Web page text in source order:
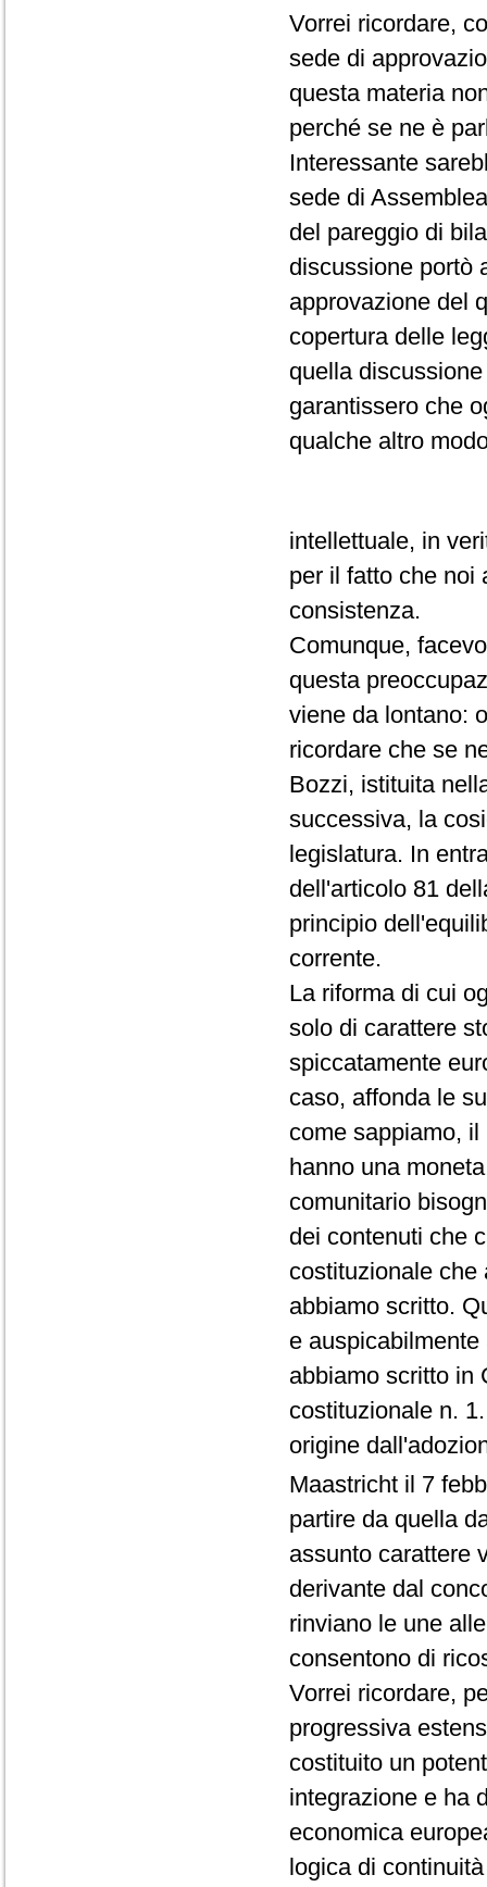
Vorrei ricordare,
sede di
questa materia
perché se ne è
Interessante
sede di
del pareggio di
discussione portò
approvazione del
copertura delle
quella
garantissero che
qualche altro
intellettuale, in
per il fatto che noi
consistenza.
Comunque,
questa
viene da lontano:
ricordare che se
Bozzi, istituita
successiva, la
legislatura. In
dell'articolo 81
principio
corrente.
La riforma di cui
solo di carattere
spiccatamente
caso, affonda le
come sappiamo,
hanno una
comunitario
dei contenuti che
costituzionale che
abbiamo scritto.
e
abbiamo scritto in
costituzionale n.
origine
Maastricht il 7
partire da quella
assunto carattere
derivante dal
rinviano le une
consentono di
Vorrei ricordare,
progressiva
costituito un
integrazione e ha
economica
logica di